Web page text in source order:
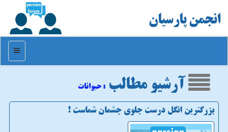
انجمن پارسیان
منو
آرشیو مطالب : حیوانات
بزرگترین انگل درست جلوی چشمان شماست !